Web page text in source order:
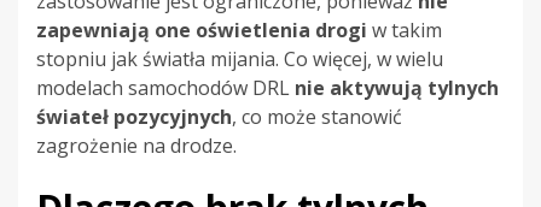
zapewniają one oświetlenia drogi w takim
stopniu jak światła mijania. Co więcej, w wielu
modelach samochodów DRL nie aktywują tylnych
świateł pozycyjnych, co może stanowić
zagrożenie na drodze.